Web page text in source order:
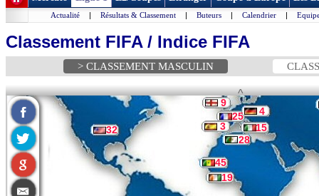
Actualité | Résultats & Classement | Buteurs | Calendrier |
Classement FIFA / Indice FIFA
> CLASSEMENT MASCULIN
^
32
9
25
4
3
15
19
45
28